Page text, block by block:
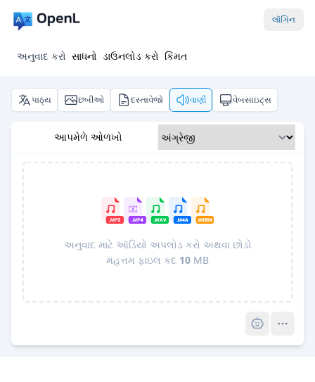
લૉગિન
અનુવાદ કરો સાધનો ડાઉનલોડ કરો કિંમત
પાઠ્ય છબીઓ દસ્તાવેજો વાણી વેબસાઇટ્સ
આપમેળે ઓળખો
અનુવાદ માટે ઑડિયો અપલોડ કરો અથવા છોડો
મહત્તમ ફાઇલ કદ 10 MB